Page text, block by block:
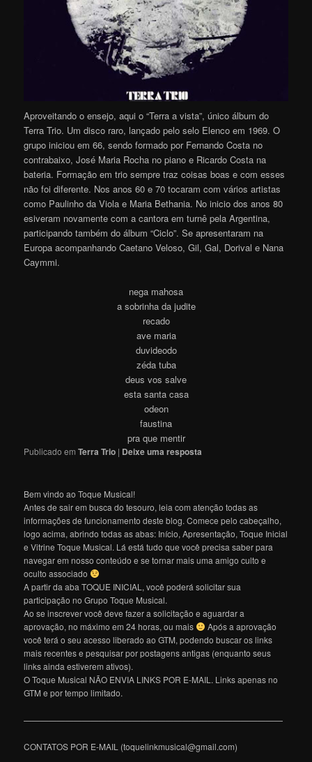
Aproveitando o ensejo, aqui o “Terra a vista”, único álbum do
Terra Trio. Um disco raro, lançado pelo selo Elenco em 1969. O
grupo iniciou em 66, sendo formado por Fernando Costa no
contrabaixo, José Maria Rocha no piano e Ricardo Costa na
bateria. Formação em trio sempre traz coisas boas e com esses
não foi diferente. Nos anos 60 e 70 tocaram com vários artistas
como Paulinho da Viola e Maria Bethania. No inicio dos anos 80
esiveram novamente com a cantora em turnê pela Argentina,
participando também do álbum “Ciclo”. Se apresentaram na
Europa acompanhando Caetano Veloso, Gil, Gal, Dorival e Nana
Caymmi.
nega mahosa
a sobrinha da judite
recado
ave maria
duvideodo
zéda tuba
deus vos salve
esta santa casa
odeon
faustina
pra que mentir
Publicado em Terra Trio | Deixe uma resposta
Bem vindo ao Toque Musical!
Antes de sair em busca do tesouro, leia com atenção todas as
informações de funcionamento deste blog. Comece pelo cabeçalho,
logo acima, abrindo todas as abas: Início, Apresentação, Toque Inicial
e Vitrine Toque Musical. Lá está tudo que você precisa saber para
navegar em nosso conteúdo e se tornar mais uma amigo culto e
oculto associado
A partir da aba TOQUE INICIAL, você poderá solicitar sua
participação no Grupo Toque Musical.
Ao se inscrever você deve fazer a solicitação e aguardar a
aprovação, no máximo em 24 horas, ou mais
Após a aprovação
você terá o seu acesso liberado ao GTM, podendo buscar os links
mais recentes e pesquisar por postagens antigas (enquanto seus
links ainda estiverem ativos).
O Toque Musical NÃO ENVIA LINKS POR E-MAIL. Links apenas no
GTM e por tempo limitado.
———————————————————————————————
CONTATOS POR E-MAIL (toquelinkmusical@gmail.com)